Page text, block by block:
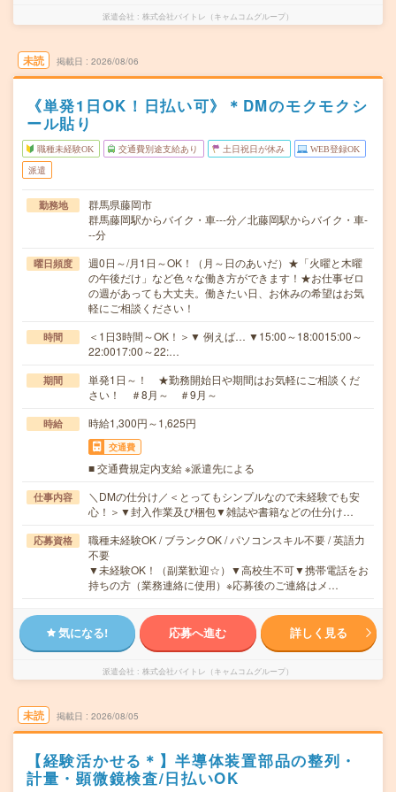
派遣会社 株式会社バイトレ（キャムコムグループ）
未読 掲載日 2026/08/06
《単発1日OK！日払い可》＊DMのモクモクシ
ール貼り
職種未経験OK 交通費別途支給あり 土日祝日が休み WEB登録OK
派遣
勤務地
群馬県藤岡市
群馬藤岡駅からバイク・車---分／北藤岡駅からバイク・車-
--分
曜日頻度
週0日～/月1日～OK！（月～日のあいだ）★「火曜と木曜
の午後だけ」など色々な働き方ができます！★お仕事ゼロ
の週があっても大丈夫。働きたい日、お休みの希望はお気
軽にご相談ください！
時間
＜1日3時間～OK！＞▼ 例えば… ▼15:00～18:0015:00～
22:0017:00～22:…
期間
単発1日～！ ★勤務開始日や期間はお気軽にご相談くだ
さい！ ＃8月～ ＃9月～
時給 時給1,300円～1,625円
交通費
■ 交通費規定内支給 ※派遣先による
仕事内容
＼DMの仕分け／＜とってもシンプルなので未経験でも安
心！＞▼封入作業及び梱包▼雑誌や書籍などの仕分け…
応募資格
職種未経験OK / ブランクOK / パソコンスキル不要 / 英語力
不要
▼未経験OK！（副業歓迎☆）▼高校生不可▼携帯電話をお
持ちの方（業務連絡に使用）※応募後のご連絡はメ…
気になる! 応募へ進む 詳しく見る
派遣会社 株式会社バイトレ（キャムコムグループ）
未読 掲載日 2026/08/05
【経験活かせる＊】半導体装置部品の整列・
計量・顕微鏡検査/日払いOK